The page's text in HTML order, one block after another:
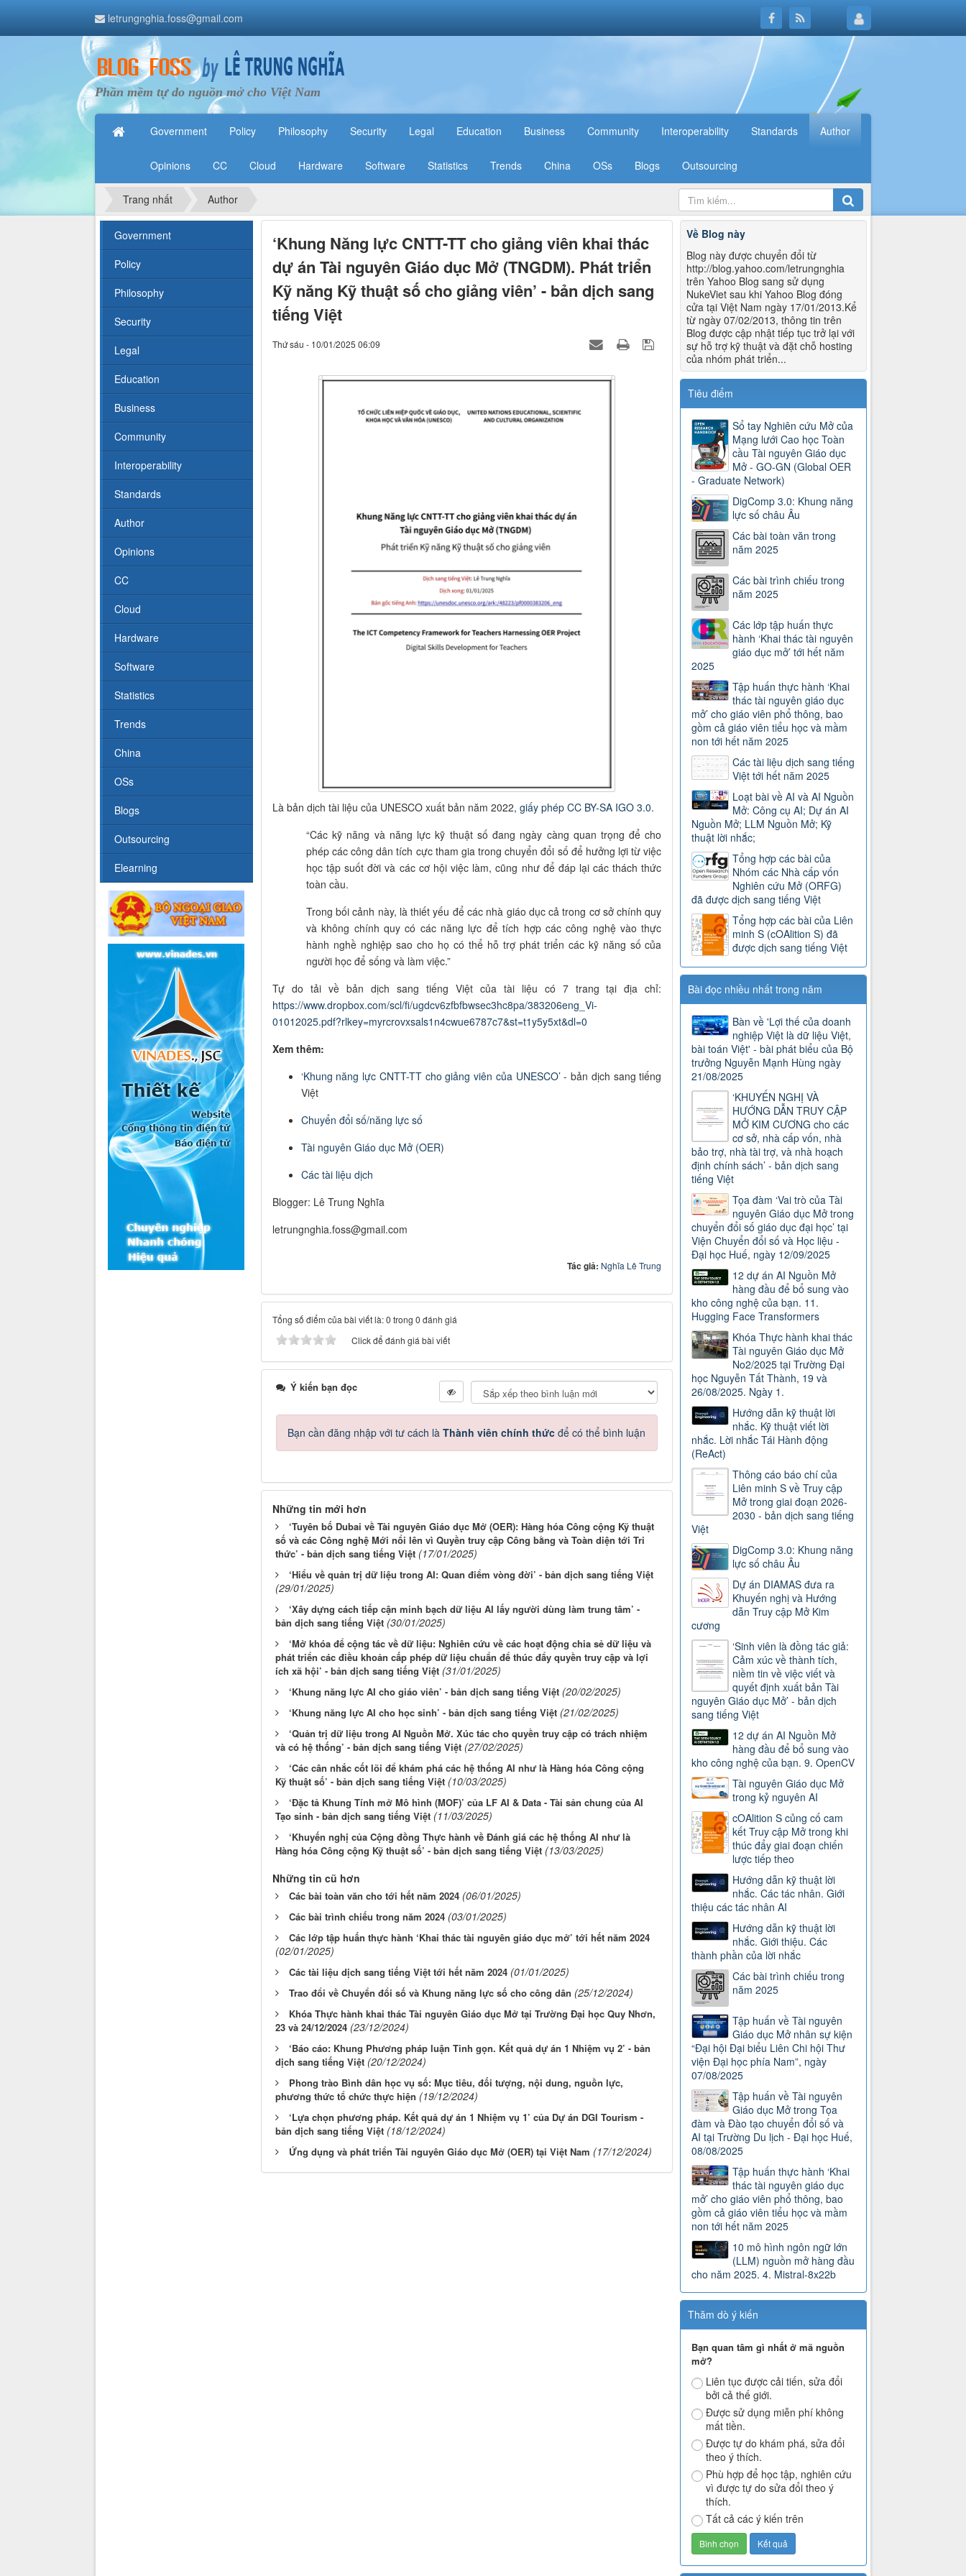
letrungnghia.foss@gmail.com
Phần mềm tự do nguồn mở cho Việt Nam
Government Policy Philosophy Security Legal Education Business Community Interoperability Standards Author
Opinions CC Cloud Hardware Software Statistics Trends China OSs Blogs Outsourcing
Trang nhất Author
‘Khung Năng lực CNTT-TT cho giảng viên khai thác
dự án Tài nguyên Giáo dục Mở (TNGDM). Phát triển
Kỹ năng Kỹ thuật số cho giảng viên’ - bản dịch sang
tiếng Việt
Thứ sáu - 10/01/2025 06:09
Là bản dịch tài liệu của UNESCO xuất bản năm 2022, giấy phép CC BY-SA IGO 3.0.
“Các kỹ năng và năng lực kỹ thuật số đang ngày càng quan trọng để cho
phép các công dân tích cực tham gia trong chuyển đổi số để hưởng lợi từ việc
học tập suốt đời và các cơ hội việc làm, cũng như để đáp lại các thách thức
toàn cầu.
Trong bối cảnh này, là thiết yếu để các nhà giáo dục cả trong cơ sở chính quy
và không chính quy có các năng lực để tích hợp các công nghệ vào thực
hành nghề nghiệp sao cho họ có thể hỗ trợ phát triển các kỹ năng số của
người học để sống và làm việc.”
Tự do tải về bản dịch sang tiếng Việt của tài liệu có 7 trang tại địa chỉ:
https://www.dropbox.com/scl/fi/ugdcv6zfbfbwsec3hc8pa/383206eng_Vi-
01012025.pdf?rlkey=myrcrovxsals1n4cwue6787c7&st=t1y5y5xt&dl=0
Xem thêm:
‘Khung năng lực CNTT-TT cho giảng viên của UNESCO’- bản dịch sang tiếng
Việt
Chuyển đổi số/năng lực số
Tài nguyên Giáo dục Mở (OER)
Các tài liệu dịch
Blogger: Lê Trung Nghĩa
letrungnghia.foss@gmail.com
Tác giả: Nghĩa Lê Trung
Tổng số điểm của bài viết là: 0 trong 0 đánh giá
Click để đánh giá bài viết
Ý kiến bạn đọc
Bạn cần đăng nhập với tư cách là Thành viên chính thứcđể có thể bình luận
Những tin mới hơn
‘Tuyên bố Dubai về Tài nguyên Giáo dục Mở (OER): Hàng hóa Công cộng Kỹ thuật
số và các Công nghệ Mới nổi lên vì Quyền truy cập Công bằng và Toàn diện tới Tri
thức’ - bản dịch sang tiếng Việt (17/01/2025)
‘Hiểu về quản trị dữ liệu trong AI: Quan điểm vòng đời’ - bản dịch sang tiếng Việt
(29/01/2025)
‘Xây dựng cách tiếp cận minh bạch dữ liệu AI lấy người dùng làm trung tâm’ -
bản dịch sang tiếng Việt (30/01/2025)
‘Mở khóa để cộng tác về dữ liệu: Nghiên cứu về các hoạt động chia sẻ dữ liệu và
phát triển các điều khoản cấp phép dữ liệu chuẩn để thúc đẩy quyền truy cập và lợi
ích xã hội’ - bản dịch sang tiếng Việt (31/01/2025)
‘Khung năng lực AI cho giáo viên’ - bản dịch sang tiếng Việt (20/02/2025)
‘Khung năng lực AI cho học sinh’ - bản dịch sang tiếng Việt (21/02/2025)
‘Quản trị dữ liệu trong AI Nguồn Mở. Xúc tác cho quyền truy cập có trách nhiệm
và có hệ thống’ - bản dịch sang tiếng Việt (27/02/2025)
‘Các cân nhắc cốt lõi để khám phá các hệ thống AI như là Hàng hóa Công cộng
Kỹ thuật số’ - bản dịch sang tiếng Việt (10/03/2025)
‘Đặc tả Khung Tính mở Mô hình (MOF)’ của LF AI & Data - Tài sản chung của AI
Tạo sinh - bản dịch sang tiếng Việt (11/03/2025)
‘Khuyến nghị của Cộng đồng Thực hành về Đánh giá các hệ thống AI như là
Hàng hóa Công cộng Kỹ thuật số’ - bản dịch sang tiếng Việt (13/03/2025)
Những tin cũ hơn
Các bài toàn văn cho tới hết năm 2024 (06/01/2025)
Các bài trình chiếu trong năm 2024 (03/01/2025)
Các lớp tập huấn thực hành ‘Khai thác tài nguyên giáo dục mở’ tới hết năm 2024
(02/01/2025)
Các tài liệu dịch sang tiếng Việt tới hết năm 2024 (01/01/2025)
Trao đổi về Chuyển đổi số và Khung năng lực số cho công dân (25/12/2024)
Khóa Thực hành khai thác Tài nguyên Giáo dục Mở tại Trường Đại học Quy Nhơn,
23 và 24/12/2024 (23/12/2024)
‘Báo cáo: Khung Phương pháp luận Tinh gọn. Kết quả dự án 1 Nhiệm vụ 2’ - bản
dịch sang tiếng Việt (20/12/2024)
Phong trào Bình dân học vụ số: Mục tiêu, đối tượng, nội dung, nguồn lực,
phương thức tổ chức thực hiện (19/12/2024)
‘Lựa chọn phương pháp. Kết quả dự án 1 Nhiệm vụ 1’ của Dự án DGI Tourism -
bản dịch sang tiếng Việt (18/12/2024)
Ứng dụng và phát triển Tài nguyên Giáo dục Mở (OER) tại Việt Nam (17/12/2024)
Về Blog này
Blog này được chuyển đổi từ
http://blog.yahoo.com/letrungnghia
trên Yahoo Blog sang sử dụng
NukeViet sau khi Yahoo Blog đóng
cửa tại Việt Nam ngày 17/01/2013.Kể
từ ngày 07/02/2013, thông tin trên
Blog được cập nhật tiếp tục trở lại với
sự hỗ trợ kỹ thuật và đặt chỗ hosting
của nhóm phát triển...
Tiêu điểm
Sổ tay Nghiên cứu Mở của
Mạng lưới Cao học Toàn
cầu Tài nguyên Giáo dục
Mở - GO-GN (Global OER
- Graduate Network)
DigComp 3.0: Khung năng
lực số châu Âu
Các bài toàn văn trong
năm 2025
Các bài trình chiếu trong
năm 2025
Các lớp tập huấn thực
hành ‘Khai thác tài nguyên
giáo dục mở’ tới hết năm
2025
Tập huấn thực hành ‘Khai
thác tài nguyên giáo dục
mở’ cho giáo viên phổ thông, bao
gồm cả giáo viên tiểu học và mầm
non tới hết năm 2025
Các tài liệu dịch sang tiếng
Việt tới hết năm 2025
Loạt bài về AI và AI Nguồn
Mở: Công cụ AI; Dự án AI
Nguồn Mở; LLM Nguồn Mở; Kỹ
thuật lời nhắc;
Tổng hợp các bài của
Nhóm các Nhà cấp vốn
Nghiên cứu Mở (ORFG)
đã được dịch sang tiếng Việt
Tổng hợp các bài của Liên
minh S (cOAlition S) đã
được dịch sang tiếng Việt
Bài đọc nhiều nhất trong năm
Bàn về 'Lợi thế của doanh
nghiệp Việt là dữ liệu Việt,
bài toán Việt' - bài phát biểu của Bộ
trưởng Nguyễn Mạnh Hùng ngày
21/08/2025
‘KHUYẾN NGHỊ VÀ
HƯỚNG DẪN TRUY CẬP
MỞ KIM CƯƠNG cho các
cơ sở, nhà cấp vốn, nhà
bảo trợ, nhà tài trợ, và nhà hoạch
định chính sách’ - bản dịch sang
tiếng Việt
Tọa đàm ‘Vai trò của Tài
nguyên Giáo dục Mở trong
chuyển đổi số giáo dục đại học’ tại
Viện Chuyển đổi số và Học liệu -
Đại học Huế, ngày 12/09/2025
12 dự án AI Nguồn Mở
hàng đầu để bổ sung vào
kho công nghệ của bạn. 11.
Hugging Face Transformers
Khóa Thực hành khai thác
Tài nguyên Giáo dục Mở
No2/2025 tại Trường Đại
học Nguyễn Tất Thành, 19 và
26/08/2025. Ngày 1.
Hướng dẫn kỹ thuật lời
nhắc. Kỹ thuật viết lời
nhắc. Lời nhắc Tái Hành động
(ReAct)
Thông cáo báo chí của
Liên minh S về Truy cập
Mở trong giai đoạn 2026-
2030 - bản dịch sang tiếng
Việt
DigComp 3.0: Khung năng
lực số châu Âu
Dự án DIAMAS đưa ra
Khuyến nghị và Hướng
dẫn Truy cập Mở Kim
cương
‘Sinh viên là đồng tác giả:
Cảm xúc về thành tích,
niềm tin về việc viết và
quyết định xuất bản Tài
nguyên Giáo dục Mở’ - bản dịch
sang tiếng Việt
12 dự án AI Nguồn Mở
hàng đầu để bổ sung vào
kho công nghệ của bạn. 9. OpenCV
Tài nguyên Giáo dục Mở
trong kỷ nguyên AI
cOAlition S củng cố cam
kết Truy cập Mở trong khi
thúc đẩy giai đoạn chiến
lược tiếp theo
Hướng dẫn kỹ thuật lời
nhắc. Các tác nhân. Giới
thiệu các tác nhân AI
Hướng dẫn kỹ thuật lời
nhắc. Giới thiệu. Các
thành phần của lời nhắc
Các bài trình chiếu trong
năm 2025
Tập huấn về Tài nguyên
Giáo dục Mở nhân sự kiện
“Đại hội Đại biểu Liên Chi hội Thư
viện Đại học phía Nam”, ngày
07/08/2025
Tập huấn về Tài nguyên
Giáo dục Mở trong Tọa
đàm và Đào tạo chuyển đổi số và
AI tại Trường Du lịch - Đại học Huế,
08/08/2025
Tập huấn thực hành ‘Khai
thác tài nguyên giáo dục
mở’ cho giáo viên phổ thông, bao
gồm cả giáo viên tiểu học và mầm
non tới hết năm 2025
10 mô hình ngôn ngữ lớn
(LLM) nguồn mở hàng đầu
cho năm 2025. 4. Mistral-8x22b
Thăm dò ý kiến
Bạn quan tâm gì nhất ở mã nguồn
mở?
Liên tục được cải tiến, sửa đổi
bởi cả thế giới.
Được sử dụng miễn phí không
mất tiền.
Được tự do khám phá, sửa đổi
theo ý thích.
Phù hợp để học tập, nghiên cứu
vì được tự do sửa đổi theo ý
thích.
Tất cả các ý kiến trên
Government
Policy
Philosophy
Security
Legal
Education
Business
Community
Interoperability
Standards
Author
Opinions
CC
Cloud
Hardware
Software
Statistics
Trends
China
OSs
Blogs
Outsourcing
Elearning